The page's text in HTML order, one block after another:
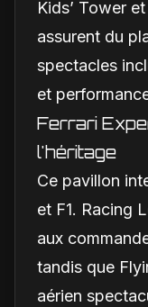
Kids’ Tower
assurent du
spectacles
et
Ferrari
l'héritage
Ce pavillon
et F1. Racing
aux
tandis que
aérien